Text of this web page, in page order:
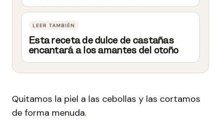
Esta receta de dulce de castañas
encantará a los amantes del otoño
Quitamos la piel a las cebollas y las cortamos
de forma menuda.